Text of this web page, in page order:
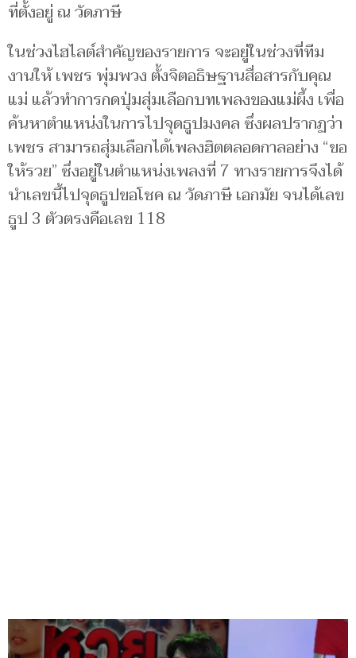
ที่ตั้งอยู่ ณ วัดภาษี
ในช่วงไฮไลต์สำคัญของรายการ จะอยู่ในช่วงที่ทีม
งานให้ เพชร พุ่มพวง ตั้งจิตอธิษฐานสื่อสารกับคุณ
แม่ แล้วทำการกดปุ่มสุ่มเลือกบทเพลงของแม่ผึ้ง เพื่อ
ค้นหาตำแหน่งในการไปจุดธูปมงคล ซึ่งผลปรากฏว่า
เพชร สามารถสุ่มเลือกได้เพลงฮิตตลอดกาลอย่าง “ขอ
ให้รวย” ซึ่งอยู่ในตำแหน่งเพลงที่ 7 ทางรายการจึงได้
นำเลขนี้ไปจุดธูปขอโชค ณ วัดภาษี เอกมัย จนได้เลข
ธูป 3 ตัวตรงคือเลข 118